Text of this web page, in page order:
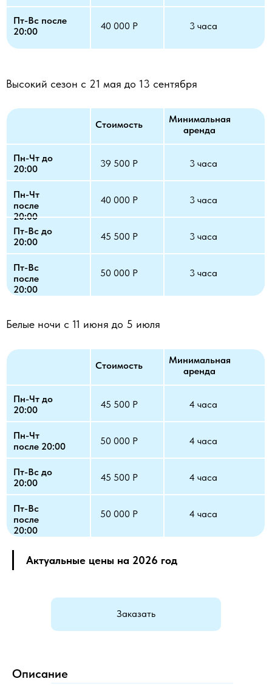
Пт-Вс после
20:00
40 000 Р 3 часа
Белые ночи с 11 июня до 5 июля
Пн-Чт до
20:00
45 500 Р
Стоимость
Пн-Чт
после 20:00
Минимальная
аренда
50 000 Р
4 часа
4 часа
Пт-Вс до
20:00
Пт-Вс
после
20:00
45 500 Р 4 часа
50 000 Р 4 часа
Высокий сезон с 21 мая до 13 сентября
Пн-Чт до
20:00
39 500 Р
Стоимость
Пн-Чт
после
20:00
Минимальная
аренда
40 000 Р
3 часа
3 часа
Пт-Вс до
20:00
Пт-Вс
после
20:00
45 500 Р 3 часа
50 000 Р 3 часа
Актуальные цены на 2026 год
Заказать
Описание